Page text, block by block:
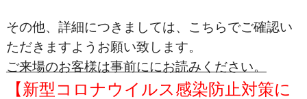
その他、詳細につきましては、こちらでご確認い
ただきますようお願い致します。
ご来場のお客様は事前ににお読みください。
【新型コロナウイルス感染防止対策に